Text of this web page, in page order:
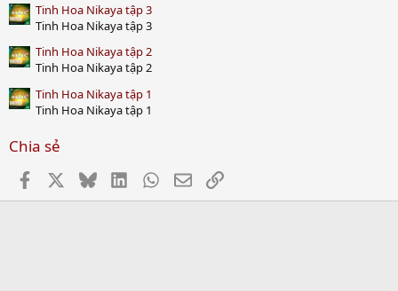
Tinh Hoa Nikaya tập 3
Tinh Hoa Nikaya tập 3
Tinh Hoa Nikaya tập 2
Tinh Hoa Nikaya tập 2
Tinh Hoa Nikaya tập 1
Tinh Hoa Nikaya tập 1
Chia sẻ
Facebook BlueskyLinkedInWhatsApp
EmailLink